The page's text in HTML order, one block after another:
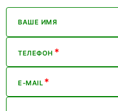
ВАШЕ ИМЯ
ТЕЛЕФОН *
E-MAIL *